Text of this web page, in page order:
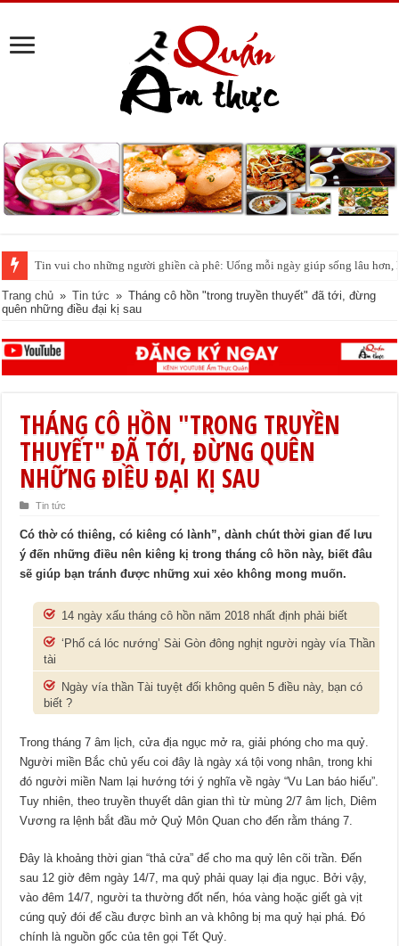
Tin vui cho những người ghiền cà phê: Uống mỗi ngày giúp sống lâu hơn,
Trang chủ » Tin tức » Tháng cô hồn "trong truyền thuyết" đã tới, đừng
quên những điều đại kị sau
THÁNG CÔ HỒN "TRONG TRUYỀN
THUYẾT" ĐÃ TỚI, ĐỪNG QUÊN
NHỮNG ĐIỀU ĐẠI KỊ SAU
Tin tức
Có thờ có thiêng, có kiêng có lành”, dành chút thời gian để lưu
ý đến những điều nên kiêng kị trong tháng cô hồn này, biết đâu
sẽ giúp bạn tránh được những xui xẻo không mong muốn.
14 ngày xấu tháng cô hồn năm 2018 nhất định phải biết
‘Phố cá lóc nướng’ Sài Gòn đông nghịt người ngày vía Thần
tài
Ngày vía thần Tài tuyệt đối không quên 5 điều này, bạn có
biết ?
Trong tháng 7 âm lịch, cửa địa ngục mở ra, giải phóng cho ma quỷ.
Người miền Bắc chủ yếu coi đây là ngày xá tội vong nhân, trong khi
đó người miền Nam lại hướng tới ý nghĩa về ngày “Vu Lan báo hiếu”.
Tuy nhiên, theo truyền thuyết dân gian thì từ mùng 2/7 âm lịch, Diêm
Vương ra lệnh bắt đầu mở Quỷ Môn Quan cho đến rằm tháng 7.
Đây là khoảng thời gian “thả cửa” để cho ma quỷ lên cõi trần. Đến
sau 12 giờ đêm ngày 14/7, ma quỷ phải quay lại địa ngục. Bởi vậy,
vào đêm 14/7, người ta thường đốt nến, hóa vàng hoặc giết gà vịt
cúng quỷ đói để cầu được bình an và không bị ma quỷ hại phá. Đó
chính là nguồn gốc của tên gọi Tết Quỷ.